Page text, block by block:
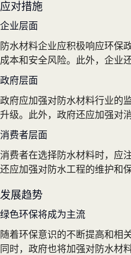
应对措施
企业层面
防水材料企业应积极响应环保
成本和安全风险。此外，企业
政府层面
政府应加强对防水材料行业的
升级。此外，政府还应加强对
消费者层面
消费者在选择防水材料时，应
还应加强对防水工程的维护和
发展趋势
绿色环保将成为主流
随着环保意识的不断提高和相
同时，政府也将加强对防水材